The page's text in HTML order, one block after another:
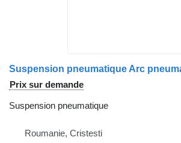
Prix sur demande
Suspension pneumatique
Roumanie, Cristesti